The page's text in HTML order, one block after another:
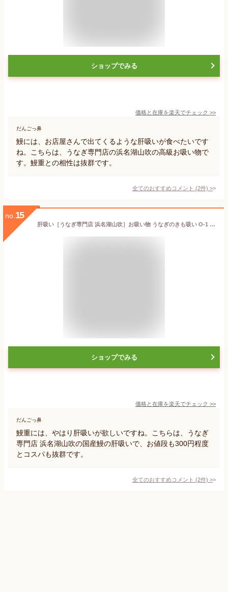
ショップでみる
価格と在庫を楽天でチェック >>
だんごっ鼻
鰻には、お店屋さんで出てくるような肝吸いが食べたいです
ね。こちらは、うなぎ専門店の浜名湖山吹の高級お吸い物で
す。鰻重との相性は抜群です。
全てのおすすめコメント (2件) >
no. 15
肝吸い［うなぎ専門店 浜名湖山吹］お吸い物 うなぎのきも吸い O-1 о_老舗デパ地下鰻屋の国内産の、うなぎ。お祝い ギフト プレゼント 贈り物 などに最適！食品ギフト、ウナギ、鰻、国産
ショップでみる
価格と在庫を楽天でチェック >>
だんごっ鼻
鰻重には、やはり肝吸いが欲しいですね。こちらは、うなぎ
専門店 浜名湖山吹の国産鰻の肝吸いで、お値段も300円程度
とコスパも抜群です。
全てのおすすめコメント (2件) >